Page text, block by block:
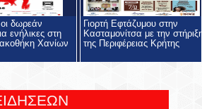
οι δωρεάν
ενήλικες στη
Χανίων
Γιορτή Εφτάζυμου στην
Κασταμονίτσα με την
της Περιφέρειας Κρήτης